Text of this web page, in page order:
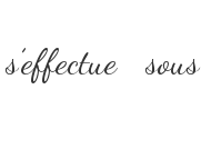
sous